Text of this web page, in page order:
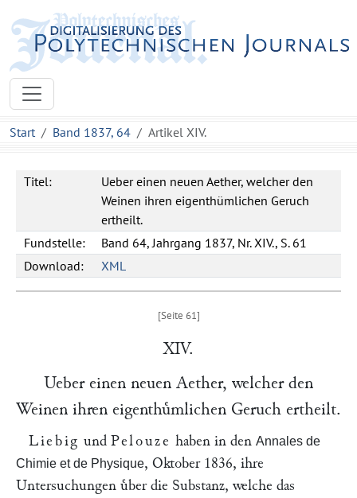
Start Band 1837, 64 Artikel XIV.
Titel:
Ueber einen neuen Aether, welcher den
Weinen ihren eigenthümlichen Geruch
ertheilt.
Fundstelle:
Band 64, Jahrgang 1837, Nr. XIV., S. 61
Download:
XML
XIV.
Ueber einen neuen Aether, welcher den
Weinen ihren eigenthuͤmlichen Geruch ertheilt.
Liebig und Pelouze haben in den Annales de
Chimie et de Physique, Oktober 1836, ihre
Untersuchungen uͤber die Substanz, welche das